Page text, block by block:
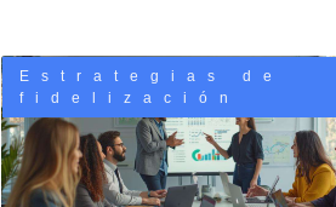
Estrategias de
fidelización